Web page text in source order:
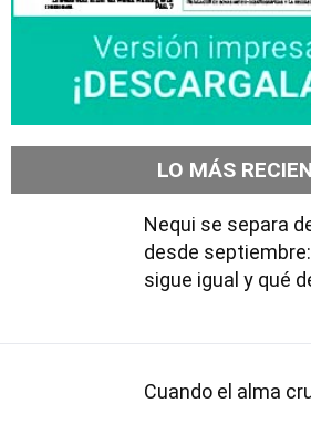
LO MÁS
Nequi se separa
desde
sigue igual y qué
Cuando el alma